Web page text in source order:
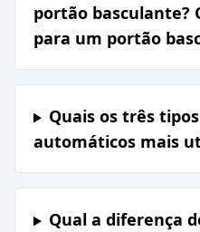
portão basculante?
para um portão
Quais os três
automáticos mais
Qual a diferença